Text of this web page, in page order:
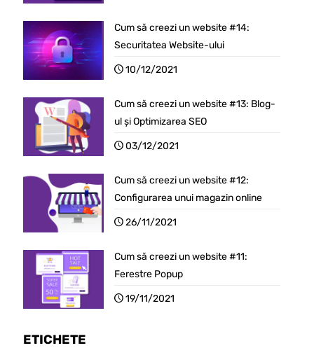
Cum să creezi un website #14:
Securitatea Website-ului
10/12/2021
Cum să creezi un website #13: Blog-
ul și Optimizarea SEO
03/12/2021
Cum să creezi un website #12:
Configurarea unui magazin online
26/11/2021
Cum să creezi un website #11:
Ferestre Popup
19/11/2021
ETICHETE